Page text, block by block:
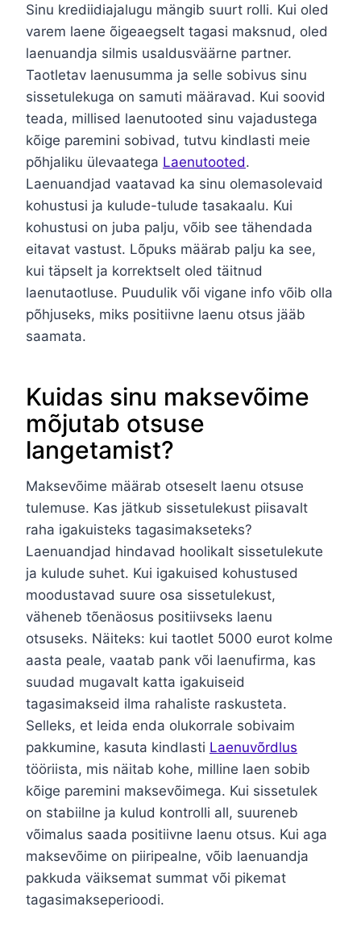
Sinu krediidiajalugu mängib suurt rolli. Kui oled
varem laene õigeaegselt tagasi maksnud, oled
laenuandja silmis usaldusväärne partner.
Taotletav laenusumma ja selle sobivus sinu
sissetulekuga on samuti määravad. Kui soovid
teada, millised laenutooted sinu vajadustega
kõige paremini sobivad, tutvu kindlasti meie
põhjaliku ülevaatega Laenutooted.
Laenuandjad vaatavad ka sinu olemasolevaid
kohustusi ja kulude-tulude tasakaalu. Kui
kohustusi on juba palju, võib see tähendada
eitavat vastust. Lõpuks määrab palju ka see,
kui täpselt ja korrektselt oled täitnud
laenutaotluse. Puudulik või vigane info võib olla
põhjuseks, miks positiivne laenu otsus jääb
saamata.
Kuidas sinu maksevõime
mõjutab otsuse
langetamist?
Maksevõime määrab otseselt laenu otsuse
tulemuse. Kas jätkub sissetulekust piisavalt
raha igakuisteks tagasimakseteks?
Laenuandjad hindavad hoolikalt sissetulekute
ja kulude suhet. Kui igakuised kohustused
moodustavad suure osa sissetulekust,
väheneb tõenäosus positiivseks laenu
otsuseks. Näiteks: kui taotlet 5000 eurot kolme
aasta peale, vaatab pank või laenufirma, kas
suudad mugavalt katta igakuiseid
tagasimakseid ilma rahaliste raskusteta.
Selleks, et leida enda olukorrale sobivaim
pakkumine, kasuta kindlasti Laenuvõrdlus
tööriista, mis näitab kohe, milline laen sobib
kõige paremini maksevõimega. Kui sissetulek
on stabiilne ja kulud kontrolli all, suureneb
võimalus saada positiivne laenu otsus. Kui aga
maksevõime on piiripealne, võib laenuandja
pakkuda väiksemat summat või pikemat
tagasimakseperioodi.